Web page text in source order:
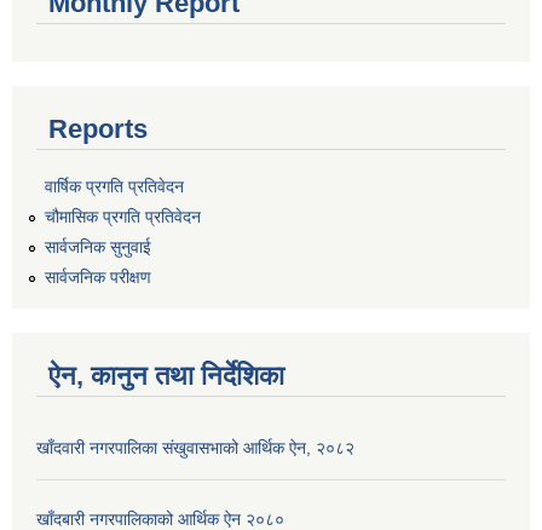
Reports
वार्षिक प्रगति प्रतिवेदन
चौमासिक प्रगति प्रतिवेदन
सार्वजनिक सुनुवाई
सार्वजनिक परीक्षण
ऐन, कानुन तथा निर्देशिका
खाँदवारी नगरपालिका संखुवासभाको आर्थिक ऐन, २०८२
खाँदबारी नगरपालिकाको आर्थिक ऐन २०८०